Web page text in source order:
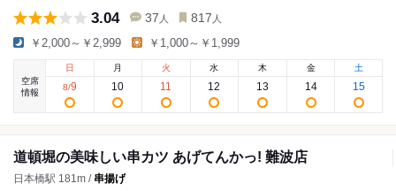
3.04 37 人 817 人
￥2,000～￥2,999 ￥1,000～￥1,999
空席
情報
日
8/9
月
10
火
11
水
12
木
13
金
14
土
15
道頓堀の美味しい串カツ あげてんかっ! 難波店
日本橋駅 181m / 串揚げ